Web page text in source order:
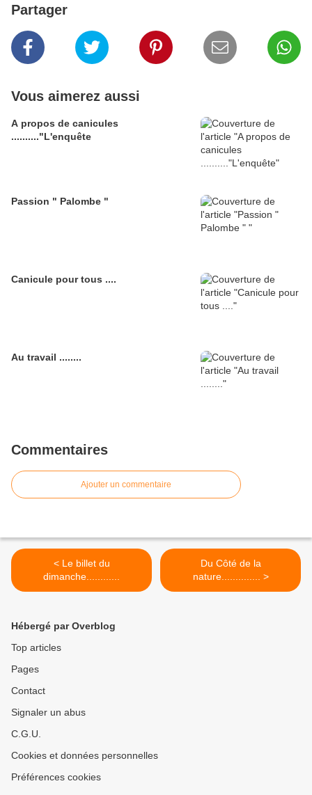
Partager
Vous aimerez aussi
A propos de canicules
.........."L'enquête
Passion " Palombe "
Canicule pour tous ....
Au travail ........
Commentaires
Ajouter un commentaire
< Le billet du
dimanche............
Du Côté de la
nature.............. >
Hébergé par Overblog
Top articles
Pages
Contact
Signaler un abus
C.G.U.
Cookies et données personnelles
Préférences cookies